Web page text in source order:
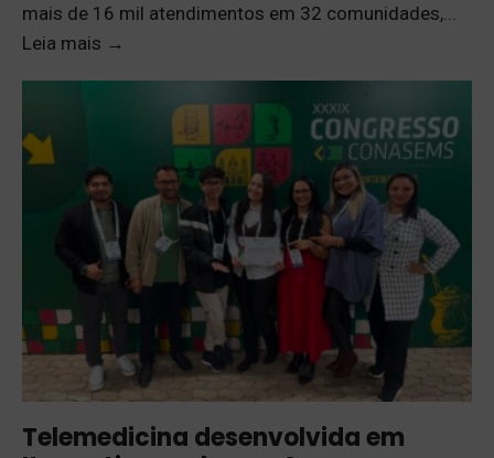
mais de 16 mil atendimentos em 32 comunidades,
Leia mais →
Telemedicina desenvolvida em